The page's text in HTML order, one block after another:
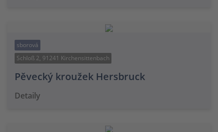
sborová
Schloß 2, 91241 Kirchensittenbach
Pěvecký kroužek Hersbruck
Detaily